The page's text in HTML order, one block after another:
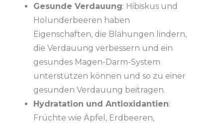
Gesunde Verdauung: Hibiskus und
Holunderbeeren haben
Eigenschaften, die Blähungen lindern,
die Verdauung verbessern und ein
gesundes Magen-Darm-System
unterstützen können und so zu einer
gesunden Verdauung beitragen.
Hydratation und Antioxidantien:
Früchte wie Äpfel, Erdbeeren,